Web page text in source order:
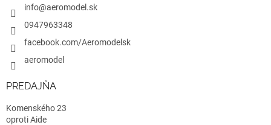
info@aeromodel.sk
0947963348
facebook.com/Aeromodelsk
aeromodel
PREDAJŇA
Komenského 23
oproti Aide